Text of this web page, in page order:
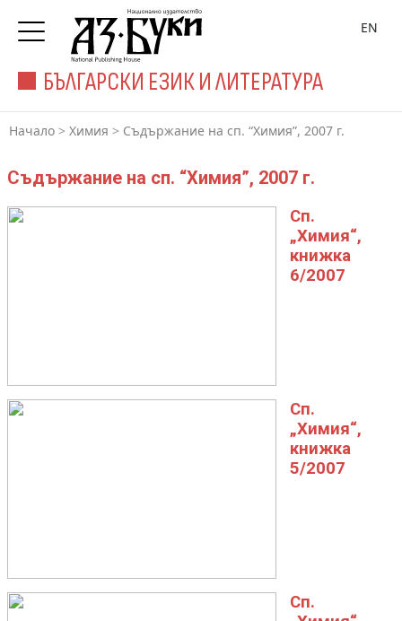
БЪЛГАРСКИ ЕЗИК И ЛИТЕРАТУРА
EN
Начало > Химия > Съдържание на сп. “Химия”, 2007 г.
Съдържание на сп. “Химия”, 2007 г.
Сп.
„Химия“,
книжка
6/2007
Сп.
„Химия“,
книжка
5/2007
Сп.